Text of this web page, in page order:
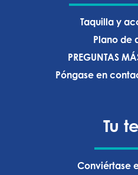
Taquilla y
Plano de
PREGUNTAS
Póngase en
Tu
Conviértase